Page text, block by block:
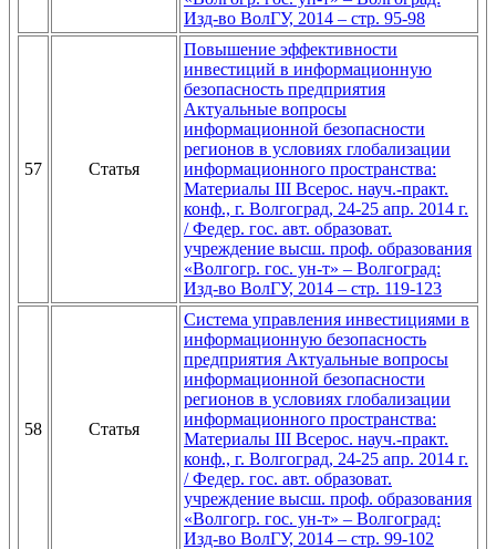
Изд-во ВолГУ, 2014 – стр. 95-98
57 Статья
Повышение эффективности
инвестиций в информационную
безопасность предприятия
Актуальные вопросы
информационной безопасности
регионов в условиях глобализации
информационного пространства:
Материалы III Всерос. науч.-практ.
конф., г. Волгоград, 24-25 апр. 2014 г.
/ Федер. гос. авт. образоват.
учреждение высш. проф. образования
«Волгогр. гос. ун-т» – Волгоград:
Изд-во ВолГУ, 2014 – стр. 119-123
58 Статья
Система управления инвестициями в
информационную безопасность
предприятия Актуальные вопросы
информационной безопасности
регионов в условиях глобализации
информационного пространства:
Материалы III Всерос. науч.-практ.
конф., г. Волгоград, 24-25 апр. 2014 г.
/ Федер. гос. авт. образоват.
учреждение высш. проф. образования
«Волгогр. гос. ун-т» – Волгоград:
Изд-во ВолГУ, 2014 – стр. 99-102